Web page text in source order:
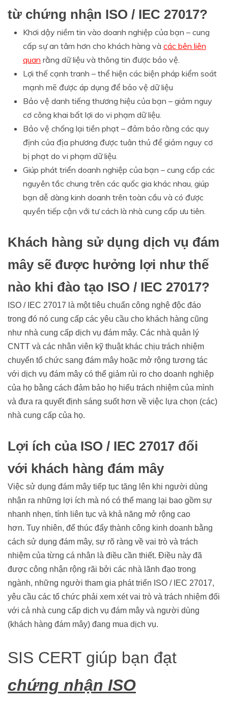
từ chứng nhận ISO / IEC 27017?
Khơi dậy niềm tin vào doanh nghiệp của bạn – cung
cấp sự an tâm hơn cho khách hàng và các bên liên
quan rằng dữ liệu và thông tin được bảo vệ.
Lợi thế cạnh tranh – thể hiện các biện pháp kiểm soát
mạnh mẽ được áp dụng để bảo vệ dữ liệu
Bảo vệ danh tiếng thương hiệu của bạn – giảm nguy
cơ công khai bất lợi do vi phạm dữ liệu.
Bảo vệ chống lại tiền phạt – đảm bảo rằng các quy
định của địa phương được tuân thủ để giảm nguy cơ
bị phạt do vi phạm dữ liệu.
Giúp phát triển doanh nghiệp của bạn – cung cấp các
nguyên tắc chung trên các quốc gia khác nhau, giúp
bạn dễ dàng kinh doanh trên toàn cầu và có được
quyền tiếp cận với tư cách là nhà cung cấp ưu tiên.
Khách hàng sử dụng dịch vụ đám
mây sẽ được hưởng lợi như thế
nào khi đào tạo ISO / IEC 27017?
ISO / IEC 27017 là một tiêu chuẩn công nghệ độc đáo
trong đó nó cung cấp các yêu cầu cho khách hàng cũng
như nhà cung cấp dịch vụ đám mây. Các nhà quản lý
CNTT và các nhân viên kỹ thuật khác chịu trách nhiệm
chuyển tổ chức sang đám mây hoặc mở rộng tương tác
với dịch vụ đám mây có thể giảm rủi ro cho doanh nghiệp
của họ bằng cách đảm bảo họ hiểu trách nhiệm của mình
và đưa ra quyết định sáng suốt hơn về việc lựa chọn (các)
nhà cung cấp của họ.
Lợi ích của ISO / IEC 27017 đối
với khách hàng đám mây
Việc sử dụng đám mây tiếp tục tăng lên khi người dùng
nhận ra những lợi ích mà nó có thể mang lại bao gồm sự
nhanh nhẹn, tính liên tục và khả năng mở rộng cao
hơn. Tuy nhiên, để thúc đẩy thành công kinh doanh bằng
cách sử dụng đám mây, sự rõ ràng về vai trò và trách
nhiệm của từng cá nhân là điều cần thiết. Điều này đã
được công nhận rộng rãi bởi các nhà lãnh đạo trong
ngành, những người tham gia phát triển ISO / IEC 27017,
yêu cầu các tổ chức phải xem xét vai trò và trách nhiệm đối
với cả nhà cung cấp dịch vụ đám mây và người dùng
(khách hàng đám mây) đang mua dịch vụ.
SIS CERT giúp bạn đạt
chứng nhận ISO